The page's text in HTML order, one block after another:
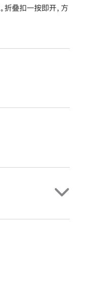
折叠扣一按即开，方